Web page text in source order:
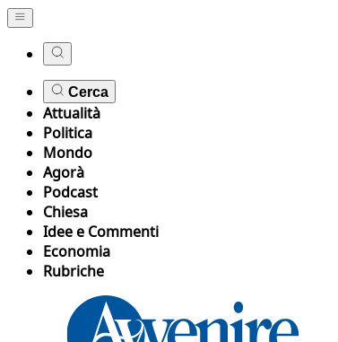
Cerca
Attualità
Politica
Mondo
Agorà
Podcast
Chiesa
Idee e Commenti
Economia
Rubriche